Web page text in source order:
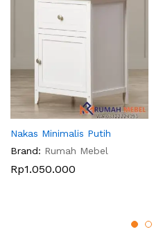
Nakas Minimalis Putih
Brand: Rumah Mebel
Rp1.050.000